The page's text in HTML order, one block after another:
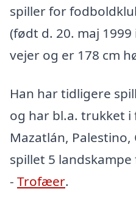
spiller for
(født d. 20. maj 1999
vejer og er 178 cm
Han har tidligere
og har bl.a. trukket
Mazatlán, Palestino,
spillet 5 landskampe
- Trofæer.